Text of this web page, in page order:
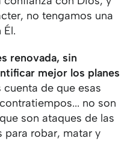
no tengamos una
renovada, sin
mejor los planes
cuenta de que esas
no son
son ataques de las
robar, matar y